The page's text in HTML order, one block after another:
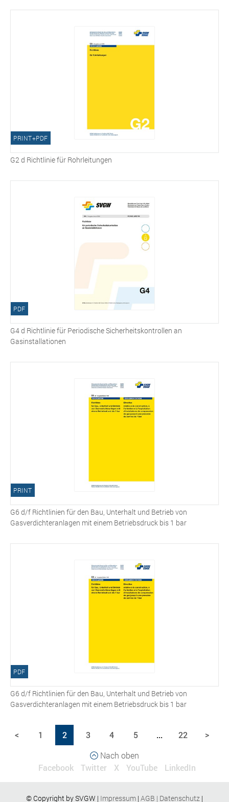
PRINT+PDF
G2 d Richtlinie für Rohrleitungen
PDF
G4 d Richtlinie für Periodische Sicherheitskontrollen an
Gasinstallationen
PRINT
G6 d/f Richtlinien für den Bau, Unterhalt und Betrieb von
Gasverdichteranlagen mit einem Betriebsdruck bis 1 bar
PDF
G6 d/f Richtlinien für den Bau, Unterhalt und Betrieb von
Gasverdichteranlagen mit einem Betriebsdruck bis 1 bar
< 1 2 3 4 5 ... 22
>
Nach oben
Facebook
Twitter X YouTube LinkedIn
© Copyright by SVGW | Impressum | AGB | Datenschutz |